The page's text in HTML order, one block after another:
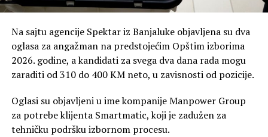
Na sajtu agencije Spektar iz Banjaluke objavljena su dva
oglasa za angažman na predstojećim Opštim izborima
2026. godine, a kandidati za svega dva dana rada mogu
zaraditi od 310 do 400 KM neto, u zavisnosti od pozicije.
Oglasi su objavljeni u ime kompanije Manpower Group
za potrebe klijenta Smartmatic, koji je zadužen za
tehničku podršku izbornom procesu.